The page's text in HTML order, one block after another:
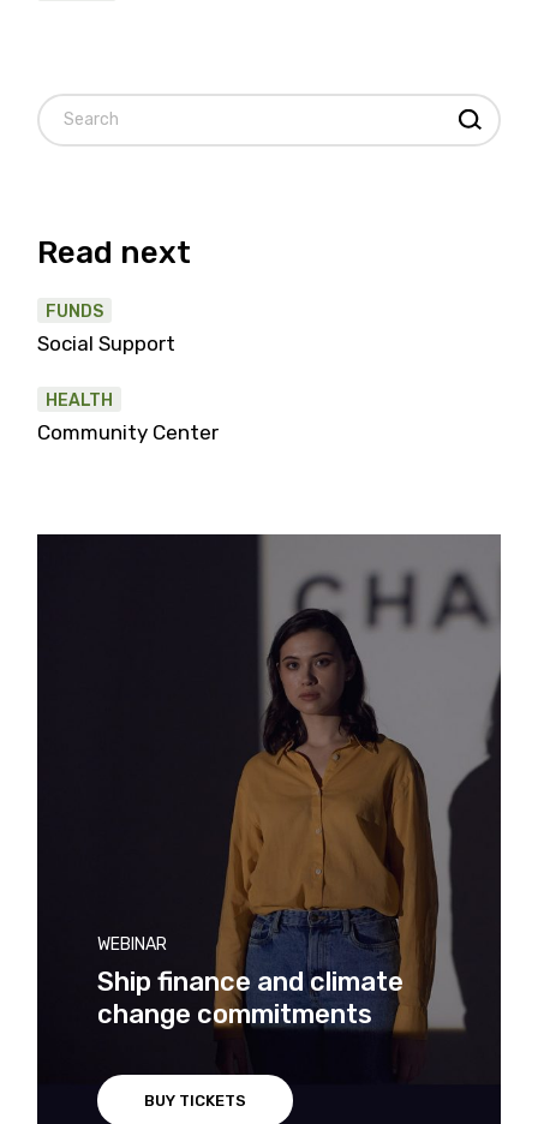
Read next
FUNDS
Social Support
HEALTH
Community Center
WEBINAR
Ship finance and climate
change commitments
BUY TICKETS